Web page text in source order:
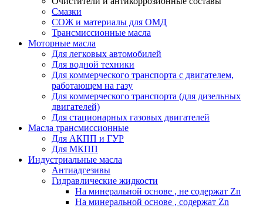
Смазки
СОЖ и материалы для ОМД
Трансмиссионные масла
Моторные масла
Для легковых автомобилей
Для водной техники
Для коммерческого транспорта с двигателем,
работающем на газу
Для коммерческого транспорта (для дизельных
двигателей)
Для стационарных газовых двигателей
Масла трансмиссионные
Для АКПП и ГУР
Для МКПП
Индустриальные масла
Антиадгезивы
Гидравлические жидкости
На минеральной основе , не содержат Zn
На минеральной основе , содержат Zn